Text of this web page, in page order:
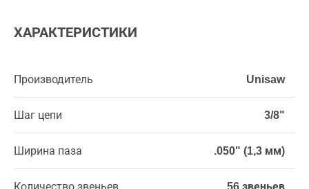
ХАРАКТЕРИСТИКИ
Производитель Unisaw
Шаг цепи 3/8"
Ширина паза .050" (1,3 мм)
Количество звеньев 56 звеньев